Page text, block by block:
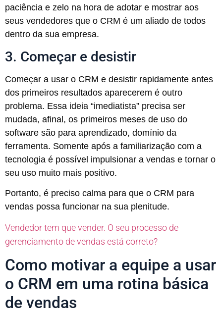
paciência e zelo na hora de adotar e mostrar aos
seus vendedores que o CRM é um aliado de todos
dentro da sua empresa.
3. Começar e desistir
Começar a usar o CRM e desistir rapidamente antes
dos primeiros resultados aparecerem é outro
problema. Essa ideia “imediatista” precisa ser
mudada, afinal, os primeiros meses de uso do
software são para aprendizado, domínio da
ferramenta. Somente após a familiarização com a
tecnologia é possível impulsionar a vendas e tornar o
seu uso muito mais positivo.
Portanto, é preciso calma para que o CRM para
vendas possa funcionar na sua plenitude.
Vendedor tem que vender. O seu processo de
gerenciamento de vendas está correto?
Como motivar a equipe a usar
o CRM em uma rotina básica
de vendas